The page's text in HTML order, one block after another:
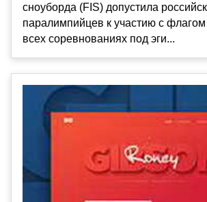
сноуборда (FIS) допустила
паралимпийцев к участию с
всех соревнованиях под эги...